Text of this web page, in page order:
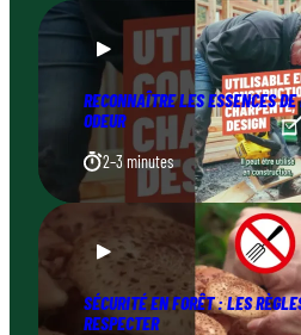
RECONNAÎTRE LES ESSENCES
ODEUR
2–3 minutes
SÉCURITÉ EN FORÊT : LES
RESPECTER